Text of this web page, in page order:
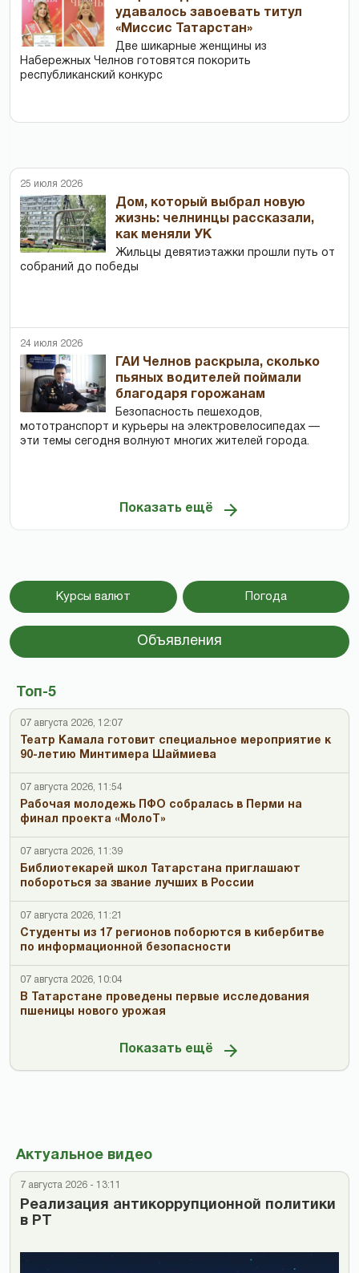
удавалось завоевать титул
«Миссис Татарстан»
Две шикарные женщины из
Набережных Челнов готовятся покорить
республиканский конкурс
25 июля 2026
Дом, который выбрал новую
жизнь: челнинцы рассказали,
как меняли УК
Жильцы девятиэтажки прошли путь от
собраний до победы
24 июля 2026
ГАИ Челнов раскрыла, сколько
пьяных водителей поймали
благодаря горожанам
Безопасность пешеходов,
мототранспорт и курьеры на электровелосипедах —
эти темы сегодня волнуют многих жителей города.
Показать ещё
Курсы валют Погода
Объявления
Топ-5
07 августа 2026, 12:07
Театр Камала готовит специальное мероприятие к
90-летию Минтимера Шаймиева
07 августа 2026, 11:54
Рабочая молодежь ПФО собралась в Перми на
финал проекта «МолоТ»
07 августа 2026, 11:39
Библиотекарей школ Татарстана приглашают
побороться за звание лучших в России
07 августа 2026, 11:21
Студенты из 17 регионов поборются в кибербитве
по информационной безопасности
07 августа 2026, 10:04
В Татарстане проведены первые исследования
пшеницы нового урожая
Показать ещё
Актуальное видео
7 августа 2026 - 13:11
Реализация антикоррупционной политики
в РТ